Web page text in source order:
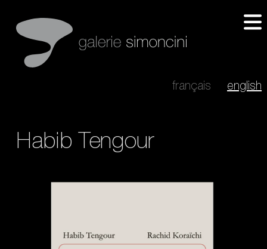
français english
Habib Tengour